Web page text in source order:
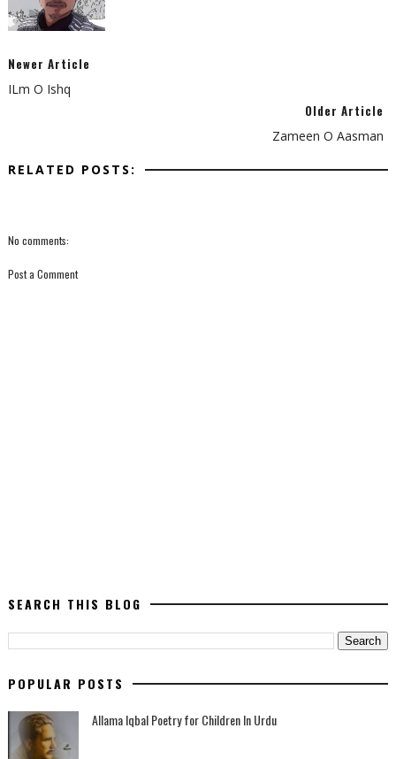
Newer Article
ILm O Ishq
Older Article
Zameen O Aasman
RELATED POSTS:
No comments:
Post a Comment
SEARCH THIS BLOG
POPULAR POSTS
Allama Iqbal Poetry for Children In Urdu